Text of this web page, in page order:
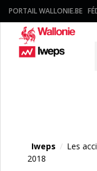
PORTAIL WALLONIE.BE
Iweps / Les
2018